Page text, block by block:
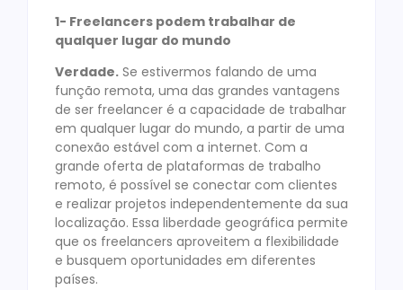
1- Freelancers podem trabalhar de
qualquer lugar do mundo
Verdade. Se estivermos falando de uma
função remota, uma das grandes vantagens
de ser freelancer é a capacidade de trabalhar
em qualquer lugar do mundo, a partir de uma
conexão estável com a internet. Com a
grande oferta de plataformas de trabalho
remoto, é possível se conectar com clientes
e realizar projetos independentemente da sua
localização. Essa liberdade geográfica permite
que os freelancers aproveitem a flexibilidade
e busquem oportunidades em diferentes
países.